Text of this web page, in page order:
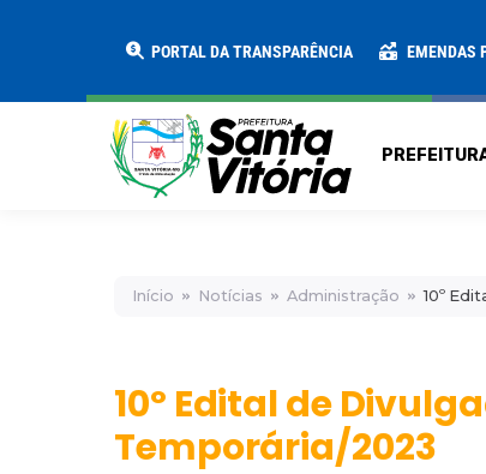
PORTAL DA TRANSPARÊNCIA EMENDAS
Início Notícias Administração 10º
10º Edital de
Temporária/2023